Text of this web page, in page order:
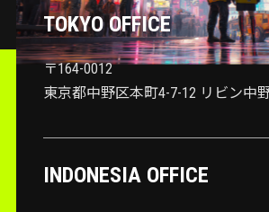
TOKYO OFFICE
〒164-0012
東京都中野区本町4-7-12 リビン中
INDONESIA OFFICE